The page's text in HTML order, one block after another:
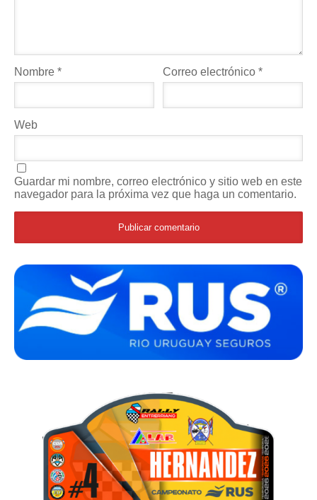
Nombre * Correo electrónico*
Web
Guardar mi nombre, correo electrónico y sitio web en este
navegador para la próxima vez que haga un comentario.